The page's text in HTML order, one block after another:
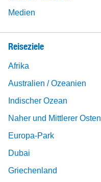
Medien
Reiseziele
Afrika
Australien / Ozeanien
Indischer Ozean
Naher und Mittlerer Osten
Europa-Park
Dubai
Griechenland